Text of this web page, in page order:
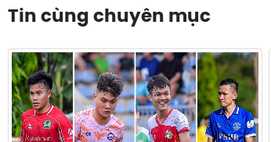
Tin cùng chuyên mục